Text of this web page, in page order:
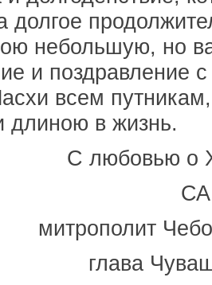
долгое
небольшую, но
и поздравление
всем
длиною в жизнь.
С любовью о
митрополит
глава